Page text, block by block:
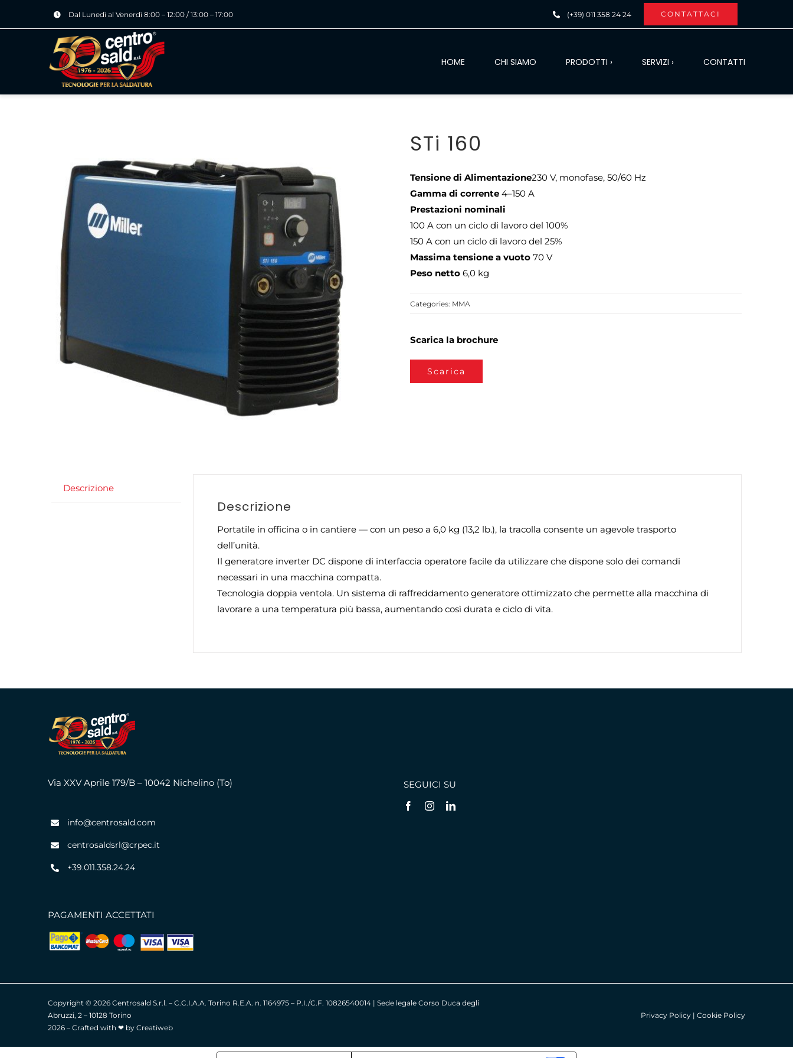
Dal Lunedì al Venerdì 8:00 – 12:00 / 13:00 – 17:00 (+39) 011 358 24 24 CONTATTACI
HOME CHI SIAMO PRODOTTI › SERVIZI › CONTATTI
STi 160
Tensione di Alimentazione230 V, monofase, 50/60 Hz
Gamma di corrente 4–150 A
Prestazioni nominali
100 A con un ciclo di lavoro del 100%
150 A con un ciclo di lavoro del 25%
Massima tensione a vuoto 70 V
Peso netto 6,0 kg
Categories: MMA
Scarica la brochure
Scarica
Descrizione
Descrizione
Portatile in officina o in cantiere — con un peso a 6,0 kg (13,2 lb.), la tracolla consente un agevole trasporto
dell’unità.
Il generatore inverter DC dispone di interfaccia operatore facile da utilizzare che dispone solo dei comandi
necessari in una macchina compatta.
Tecnologia doppia ventola. Un sistema di raffreddamento generatore ottimizzato che permette alla macchina di
lavorare a una temperatura più bassa, aumentando così durata e ciclo di vita.
Via XXV Aprile 179/B – 10042 Nichelino (To)
info@centrosald.com
centrosaldsrl@crpec.it
+39.011.358.24.24
SEGUICI SU
PAGAMENTI ACCETTATI
Copyright © 2026 Centrosald S.r.l. – C.C.I.A.A. Torino R.E.A. n. 1164975 – P.I./C.F. 10826540014 | Sede legale Corso Duca degli
Abruzzi, 2 – 10128 Torino
2026 – Crafted with ❤︎ by Creatiweb
Privacy Policy |Cookie Policy